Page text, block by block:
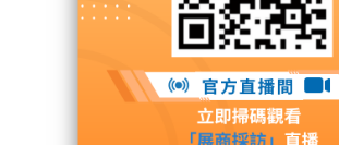
展台號: W5館 - W5Q13
聯繫供應商